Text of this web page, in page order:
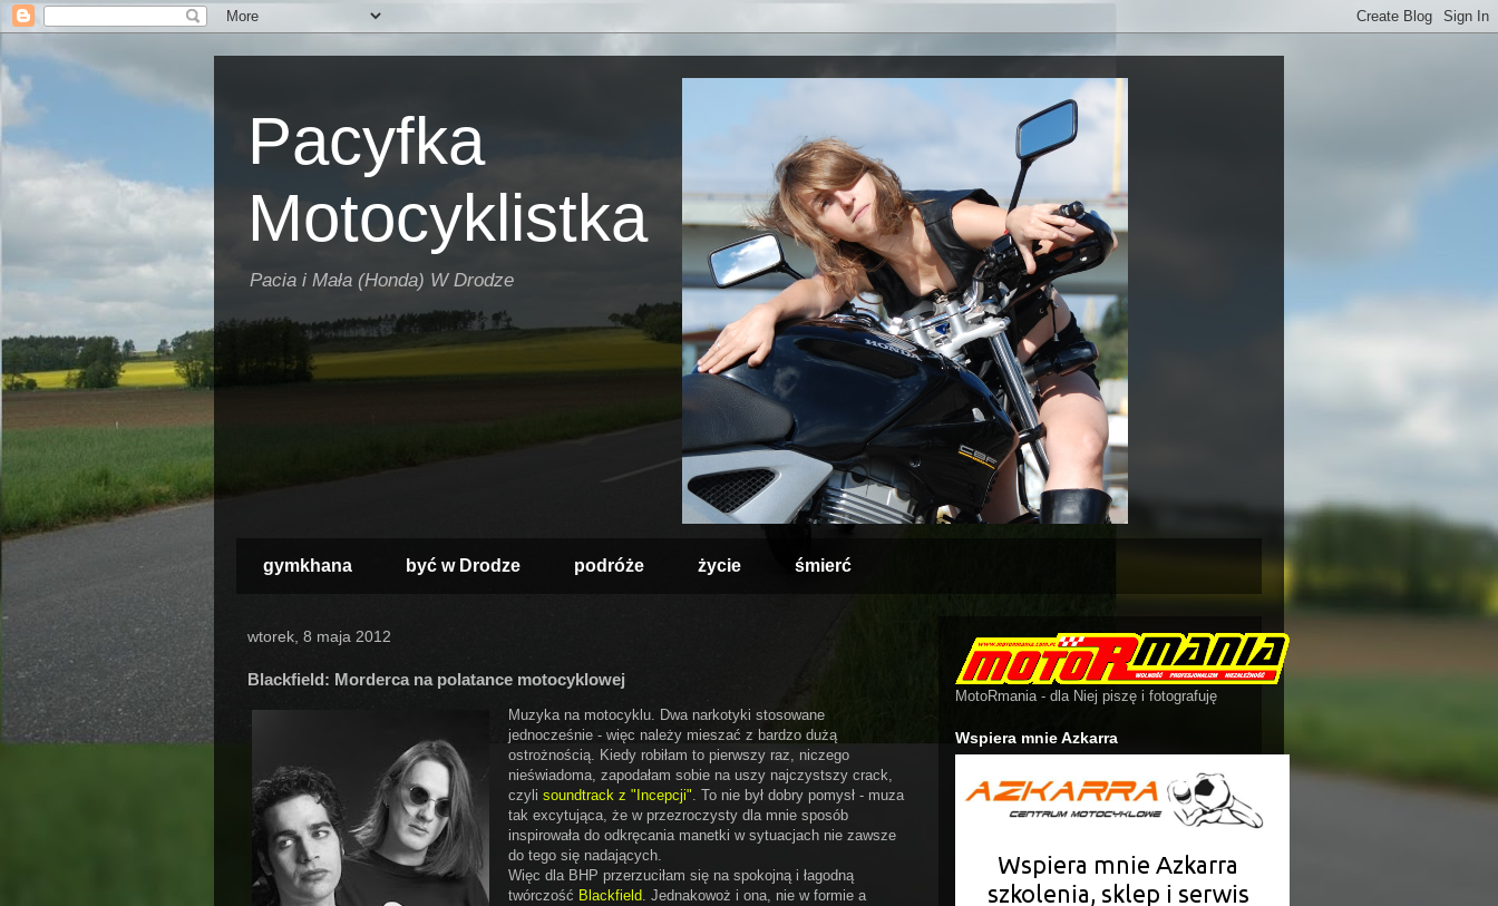
Pacyfka
Motocyklistka
Pacia i Mała (Honda) W Drodze
gymkhana być w Drodze podróże życie śmierć
wtorek, 8 maja 2012
Blackfield: Morderca na polatance motocyklowej
Muzyka na motocyklu. Dwa narkotyki stosowane
jednocześnie - więc należy mieszać z bardzo dużą
ostrożnością. Kiedy robiłam to pierwszy raz, niczego
nieświadoma, zapodałam sobie na uszy najczystszy crack,
czyli soundtrack z "Incepcji". To nie był dobry pomysł - muza
tak excytująca, że w przezroczysty dla mnie sposób
inspirowała do odkręcania manetki w sytuacjach nie zawsze
do tego się nadających.
Więc dla BHP przerzuciłam się na spokojną i łagodną
twórczość Blackfield. Jednakowoż i ona, nie w formie a
MotoRmania - dla Niej piszę i fotografuję
Wspiera mnie Azkarra